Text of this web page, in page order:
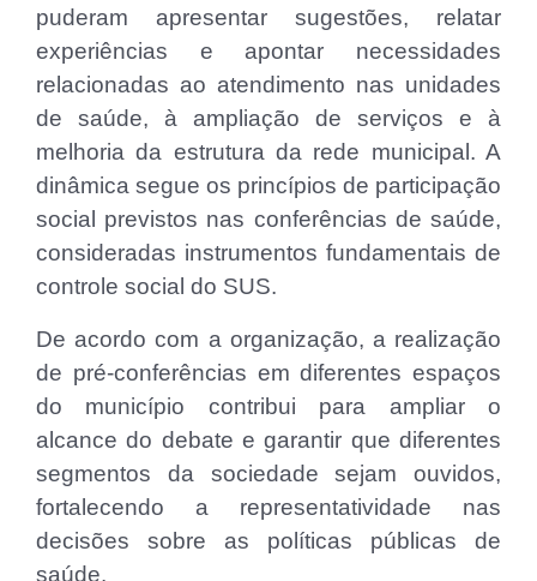
puderam apresentar sugestões, relatar
experiências e apontar necessidades
relacionadas ao atendimento nas unidades
de saúde, à ampliação de serviços e à
melhoria da estrutura da rede municipal. A
dinâmica segue os princípios de participação
social previstos nas conferências de saúde,
consideradas instrumentos fundamentais de
controle social do SUS.
De acordo com a organização, a realização
de pré-conferências em diferentes espaços
do município contribui para ampliar o
alcance do debate e garantir que diferentes
segmentos da sociedade sejam ouvidos,
fortalecendo a representatividade nas
decisões sobre as políticas públicas de
saúde.